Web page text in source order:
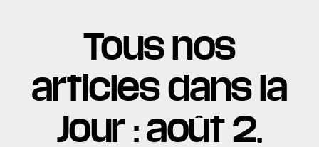
Tous nos
articles dans la
Jour : août 2,